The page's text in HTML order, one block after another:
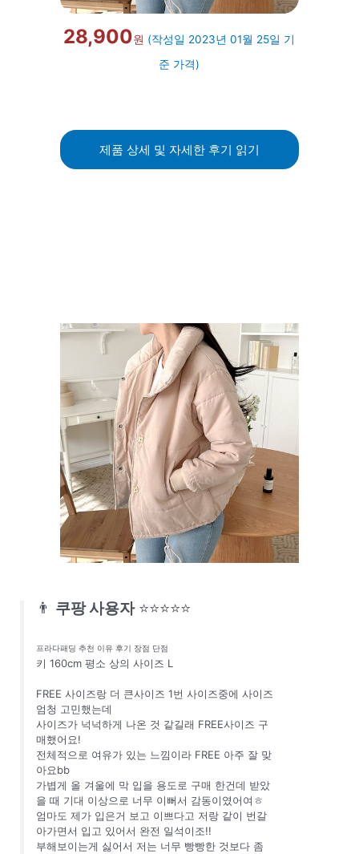
28,900원 (작성일 2023년 01월 25일 기
준 가격)
제품 상세 및 자세한 후기 읽기
👨 쿠팡 사용자 ⭐⭐⭐⭐⭐
프라다패딩 추천 이유 후기 장점 단점
키 160cm 평소 상의 사이즈 L
FREE 사이즈랑 더 큰사이즈 1번 사이즈중에 사이즈
엄청 고민했는데
사이즈가 넉넉하게 나온 것 같길래 FREE사이즈 구
매했어요!
전체적으로 여유가 있는 느낌이라 FREE 아주 잘 맞
아요bb
가볍게 올 겨울에 막 입을 용도로 구매 한건데 받았
을 때 기대 이상으로 너무 이뻐서 감동이였어여ㅎ
엄마도 제가 입은거 보고 이쁘다고 저랑 같이 번갈
아가면서 입고 있어서 완전 일석이조!!
부해보이는게 싫어서 저는 너무 빵빵한 것보다 좀